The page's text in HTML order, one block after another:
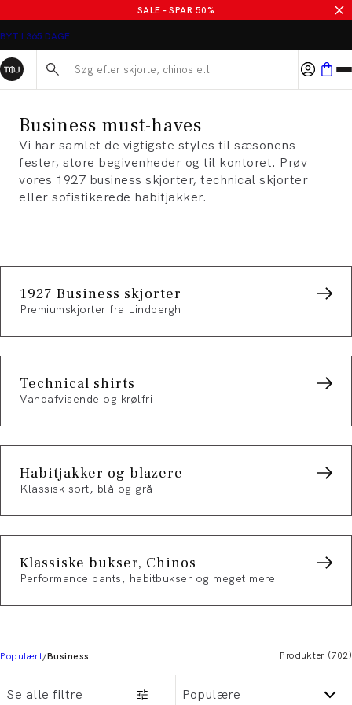
Businesstøj til kontoret og møderne fra Tøjeksperten
SALE - SPAR 50%
ALTID GRATIS FRAGT TIL BUTIK
Søg her...
Business must-haves
Vi har samlet de vigtigste styles til sæsonens
fester, store begivenheder og til kontoret. Prøv
vores 1927 business skjorter, technical skjorter
eller sofistikerede habitjakker.
1927 Business skjorter
Premiumskjorter fra Lindbergh
Technical shirts
Vandafvisende og krølfri
Habitjakker og blazere
Klassisk sort, blå og grå
Klassiske bukser, Chinos
Performance pants, habitbukser og meget mere
Populært Business Produkter (702)
Se alle filtre